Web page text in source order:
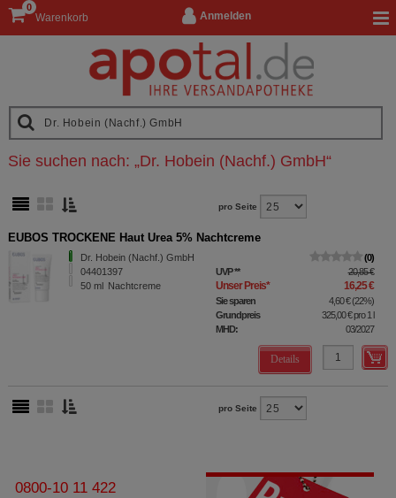
Anmelden
Warenkorb
0
Sie suchen nach: „Dr. Hobein (Nachf.) GmbH“
pro Seite
EUBOS TROCKENE Haut Urea 5% Nachtcreme
Dr. Hobein (Nachf.) GmbH
04401397
50 ml Nachtcreme
0
UVP** 20,85 €
Unser Preis* 16,25 €
Sie sparen 4,60 €(22%)
Grundpreis
325,00 €pro 1 l
MHD:
03/2027
Details
pro Seite
0800-10 11 422